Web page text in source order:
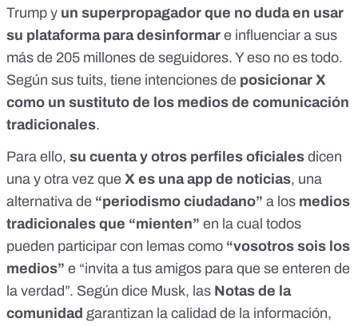
Trump y un superpropagador que no duda en usar
su plataforma para desinformar e influenciar a sus
más de 205 millones de seguidores. Y eso no es todo.
Según sus tuits, tiene intenciones de posicionar X
como un sustituto de los medios de comunicación
tradicionales.
Para ello, su cuenta y otros perfiles oficiales dicen
una y otra vez que X es una app de noticias, una
alternativa de “periodismo ciudadano” a los medios
tradicionales que “mienten” en la cual todos
pueden participar con lemas como “vosotros sois los
medios” e “invita a tus amigos para que se enteren de
la verdad”. Según dice Musk, las Notas de la
comunidad garantizan la calidad de la información,